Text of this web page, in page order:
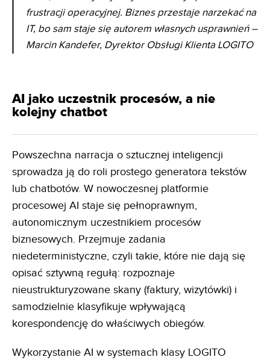
frustracji operacyjnej. Biznes przestaje narzekać na
IT, bo sam staje się autorem własnych usprawnień–
Marcin Kandefer, Dyrektor Obsługi Klienta LOGITO
AI jako uczestnik procesów, a nie
kolejny chatbot
Powszechna narracja o sztucznej inteligencji
sprowadza ją do roli prostego generatora tekstów
lub chatbotów. W nowoczesnej platformie
procesowej AI staje się pełnoprawnym,
autonomicznym uczestnikiem procesów
biznesowych. Przejmuje zadania
niedeterministyczne, czyli takie, które nie dają się
opisać sztywną regułą: rozpoznaje
nieustrukturyzowane skany (faktury, wizytówki) i
samodzielnie klasyfikuje wpływającą
korespondencję do właściwych obiegów.
Wykorzystanie AI w systemach klasy LOGITO